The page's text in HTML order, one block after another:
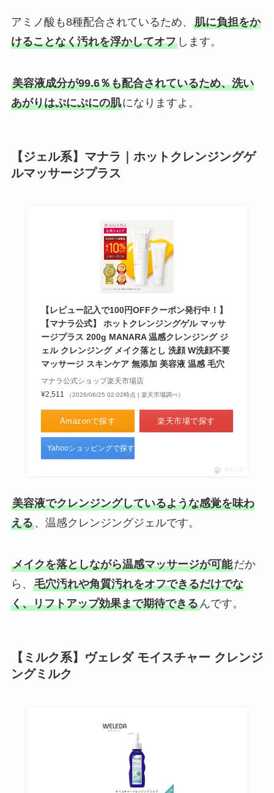
アミノ酸も8種配合されているため、 肌に負担をか
けることなく汚れを浮かしてオフします。
美容液成分が99.6％も配合されているため、洗い
あがりはぷにぷにの肌になりますよ。
【ジェル系】マナラ｜ホットクレンジングゲ
ルマッサージプラス
【レビュー記入で100円OFFクーポン発行中！】
【マナラ公式】 ホットクレンジングゲル マッサ
ージプラス 200g MANARA 温感クレンジング ジ
ェル クレンジング メイク落とし 洗顔 W洗顔不要
マッサージ スキンケア 無添加 美容液 温感 毛穴
マナラ公式ショップ楽天市場店
¥2,511
（2026/06/25 02:02時点 | 楽天市場調べ）
Amazonで探す 楽天市場で探す
Yahooショッピングで探す
ポチップ
美容液でクレンジングしているような感覚を味わ
える、温感クレンジングジェルです。
メイクを落としながら温感マッサージが可能だか
ら、 毛穴汚れや角質汚れをオフできるだけでな
く、リフトアップ効果まで期待できるんです。
【ミルク系】ヴェレダ モイスチャー クレンジ
ングミルク